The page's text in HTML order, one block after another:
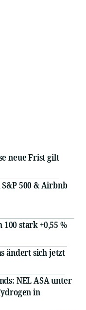
neue Frist gilt
500 & Airbnb
100 stark +0,55 %
ändert sich jetzt
NEL ASA unter
in